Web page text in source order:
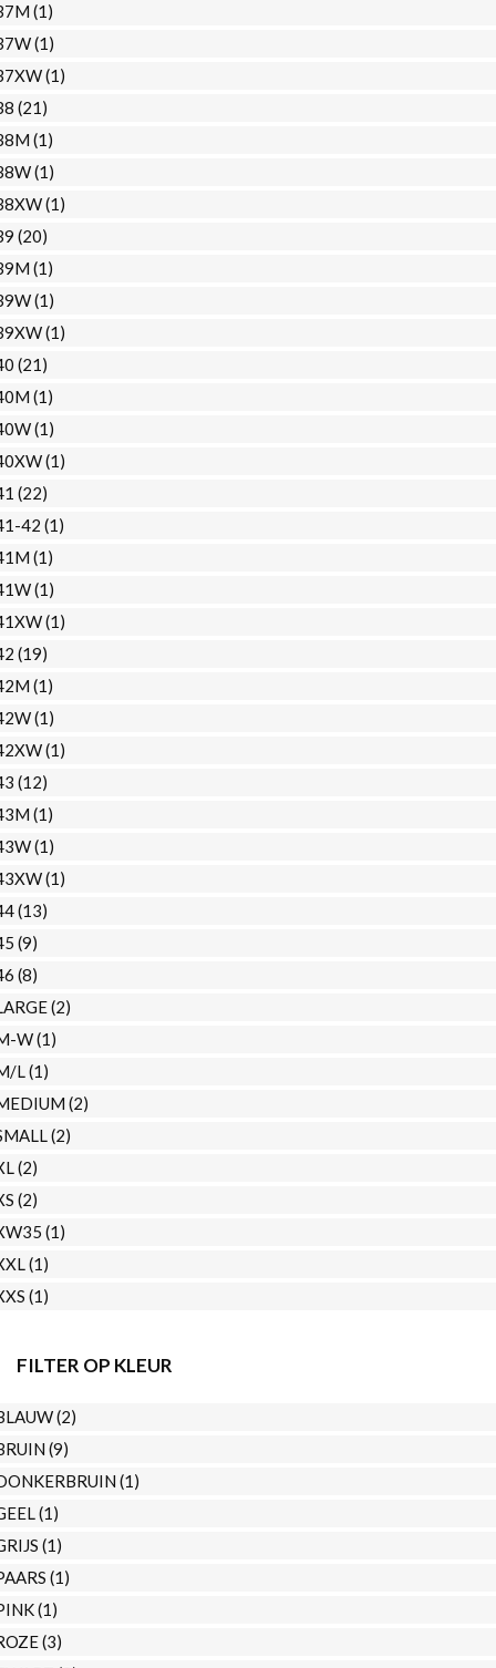
(1)
(1)
(1)
(21)
(1)
(1)
(1)
(20)
(1)
(1)
(1)
(21)
(1)
(1)
(1)
(22)
42 (1)
(1)
(1)
(1)
(19)
(1)
(1)
(1)
(12)
(1)
(1)
(1)
(13)
(9)
(8)
(2)
W(1)
L(1)
(2)
(2)
(2)
(2)
(1)
(1)
(1)
FILTER OP KLEUR
(2)
(9)
(1)
(1)
(1)
(1)
(1)
(3)